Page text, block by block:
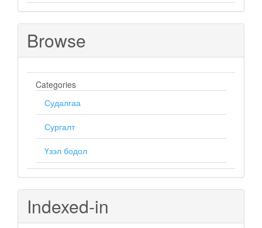
Browse
Categories
Судалгаа
Сургалт
Үзэл бодол
Indexed-in